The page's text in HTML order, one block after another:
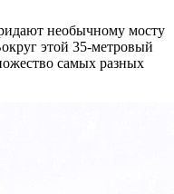
необычному мосту
этой 35-метровый
самых разных